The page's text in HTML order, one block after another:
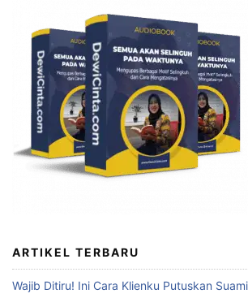
ARTIKEL TERBARU
Wajib Ditiru! Ini Cara Klienku Putuskan